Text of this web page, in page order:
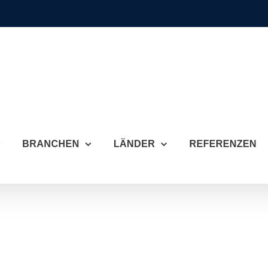
BRANCHEN LÄNDER REFERENZEN